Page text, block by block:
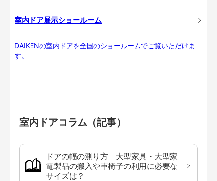
室内ドア展示ショールーム
DAIKENの室内ドアを全国のショールームでご覧いただけま
す。
室内ドアコラム（記事）
ドアの幅の測り方 大型家具・大型家
電製品の搬入や車椅子の利用に必要な
サイズは？